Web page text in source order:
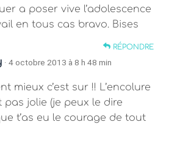
a poser vive l’adolescence
en tous cas bravo. Bises
RÉPONDRE
· 4 octobre 2013 à 8 h 48 min
mieux c’est sur !! L’encolure
pas jolie (je peux le dire
t’as eu le courage de tout